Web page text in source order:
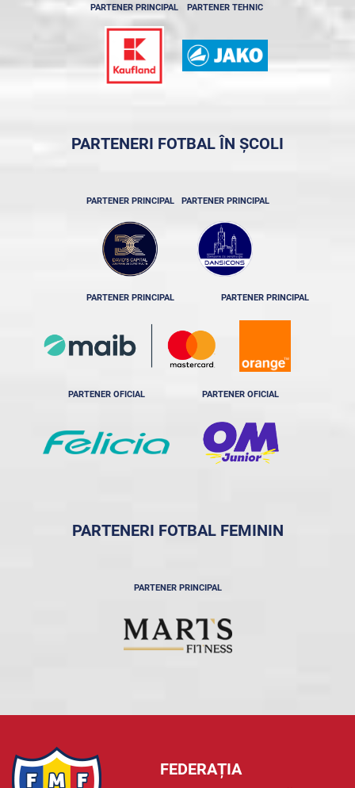
PARTENER PRINCIPAL PARTENER TEHNIC
PARTENERI FOTBAL ÎN ȘCOLI
PARTENER PRINCIPAL PARTENER PRINCIPAL
PARTENER PRINCIPAL PARTENER PRINCIPAL
PARTENER OFICIAL PARTENER OFICIAL
PARTENERI FOTBAL FEMININ
PARTENER PRINCIPAL
FEDERAȚIA